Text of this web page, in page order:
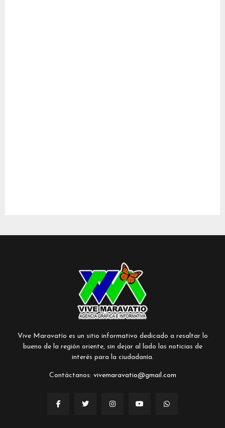
Vive Maravatío es un sitio informativo dedicado a resaltar lo
bueno de la región oriente, sin dejar al lado las noticias de
interés para la ciudadanía.
Contáctanos: vivemaravatio@gmail.com